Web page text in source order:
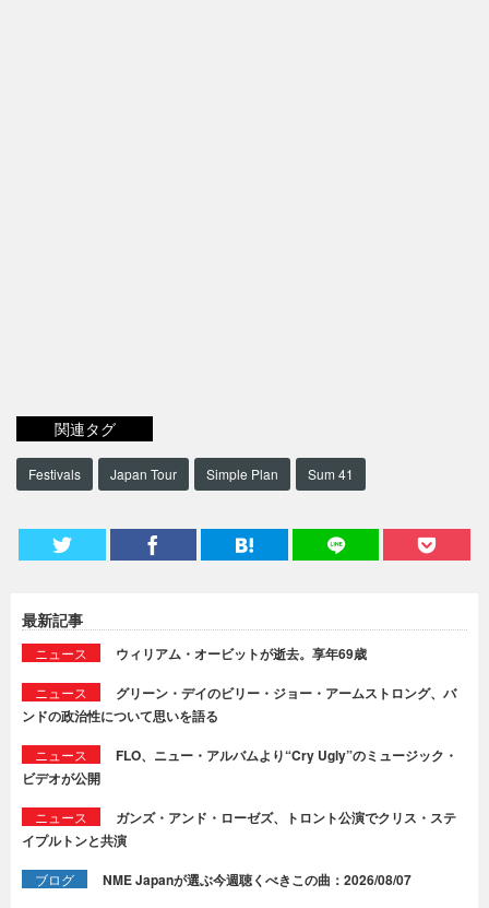
関連タグ
Festivals Japan Tour Simple Plan Sum 41
最新記事
ニュース ウィリアム・オービットが逝去。享年69歳
ニュース
グリーン・デイのビリー・ジョー・アームストロング、バ
ンドの政治性について思いを語る
ニュース
FLO、ニュー・アルバムより“Cry Ugly”のミュージック・
ビデオが公開
ニュース
ガンズ・アンド・ローゼズ、トロント公演でクリス・ステ
イプルトンと共演
ブログ NME Japanが選ぶ今週聴くべきこの曲：2026/08/07